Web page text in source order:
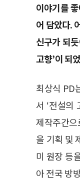
이야기를
어 담았다.
신구가 되
고향’이 되
최상식 PD
서 ‘전설의
제작주간으
을 기획 및
미 원장 등
아 전국 방